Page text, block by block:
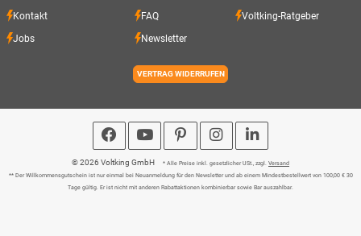
Kontakt FAQ Voltking-Ratgeber
Jobs Newsletter
VERTRAG WIDERRUFEN
© 2026 Voltking GmbH * Alle Preise inkl. gesetzlicher USt., zzgl. Versand
** Der Willkommensgutschein ist nur einmal bei Neuanmeldung für den Newsletter und ab einem Mindestbestellwert von 100,00 € 30
Tage gültig. Er ist nicht mit anderen Rabattaktionen kombinierbar sowie Bar auszahlbar.